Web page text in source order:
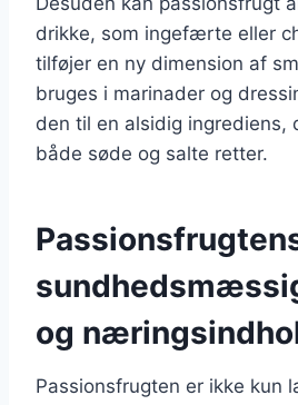
drikke, som ingefærte eller
tilføjer en ny dimension af
bruges i marinader og
den til en alsidig ingrediens,
både søde og salte retter.
og
Passionsfrugten er ikke kun